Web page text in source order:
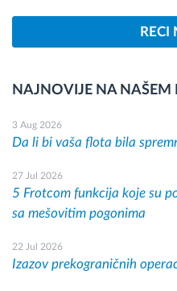
RECI
NAJNOVIJE NA NAŠEM
3 Aug 2026
Da li bi vaša flota bila
27 Jul 2026
5 Frotcom funkcija koje su
sa mešovitim pogonima
22 Jul 2026
Izazov prekograničnih